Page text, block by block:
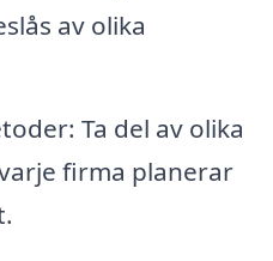
av olika
Ta del av olika
firma planerar